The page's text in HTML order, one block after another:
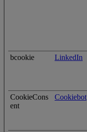
bcookie LinkedIn
CookieCons
ent
Cookiebot